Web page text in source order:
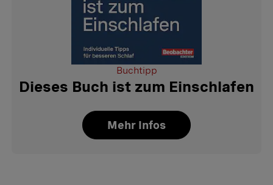
Buchtipp
Dieses Buch ist zum Einschlafen
Mehr Infos